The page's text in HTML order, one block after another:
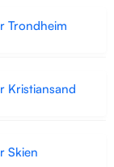
Trondheim
Kristiansand
Skien